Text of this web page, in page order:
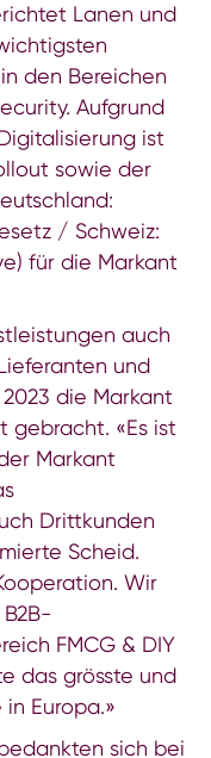
Lanen und
den Bereichen
Aufgrund
ist
sowie der
/ Schweiz:
für die Markant
auch
und
die Markant
gebracht. «Es ist
Markant
Drittkunden
Scheid.
Wir
FMCG & DIY
das grösste und
Europa.»
sich bei